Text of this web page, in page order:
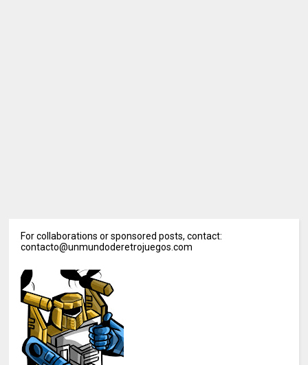
For collaborations or sponsored posts, contact:
contacto@unmundoderetrojuegos.com